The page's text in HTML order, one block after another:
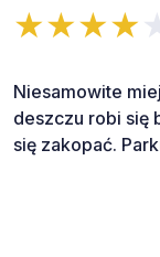
Niesamowite
deszczu robi się
się zakopać.